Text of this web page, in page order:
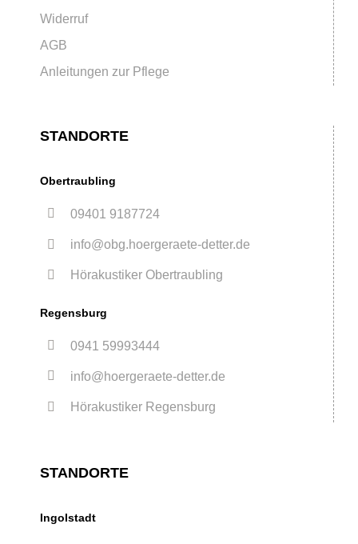
Widerruf
AGB
Anleitungen zur Pflege
STANDORTE
Obertraubling
09401 9187724
info@obg.hoergeraete-detter.de
Hörakustiker Obertraubling
Regensburg
0941 59993444
info@hoergeraete-detter.de
Hörakustiker Regensburg
STANDORTE
Ingolstadt